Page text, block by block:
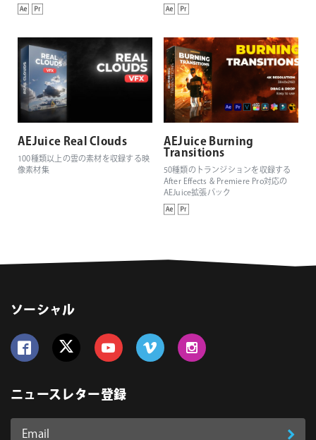
AEJuice Real Clouds
100種類以上の雲の素材を収録する映
像素材集
AEJuice Burning
Transitions
50種類のトランジションを収録する
After Effects & Premiere Pro対応の
AEJuice拡張パック
ソーシャル
ニュースレター登録
Email
登